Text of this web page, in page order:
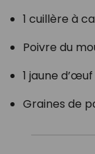
1 cuillère à
Poivre du
1 jaune
Graines de